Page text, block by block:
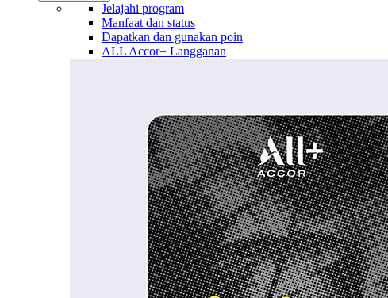
Jelajahi program
Manfaat dan status
Dapatkan dan gunakan poin
ALL Accor+ Langganan